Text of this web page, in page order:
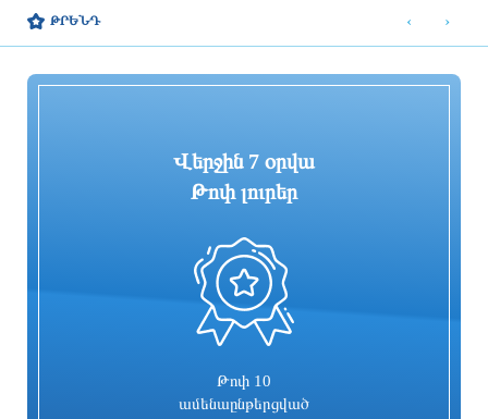
հնարավոր է կարկուտ
ամենամեծը մի քանի տասնամյակի
ընթացքում
«ՑԱՅԳ» հեռուստաընկերությունն
իրականացնում է «Շիրակցու խոսք»
Հիմնանորոգվում է Սևան-Մարտունի-
ավտոճանապարհի մի հատվածը
ԹՐԵՆԴ
Վերջին 7 օրվա
Թոփ լուրեր
Թոփ 10
ամենաընթերցված
‹ ›